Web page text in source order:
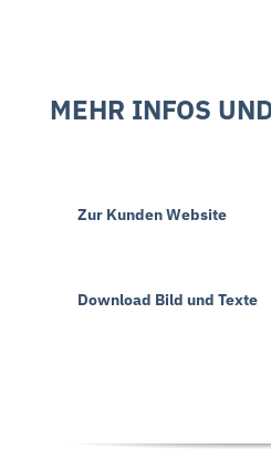
MEHR INFOS
Zur Kunden Website
Download Bild und Texte